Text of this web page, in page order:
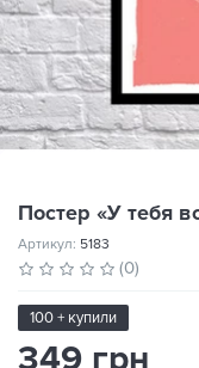
Постер «У тебя
Артикул: 5183
(0)
100 + купили
349 грн